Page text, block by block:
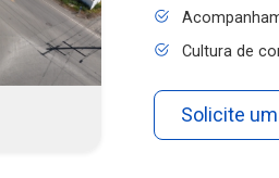
Cultura de
Solicite